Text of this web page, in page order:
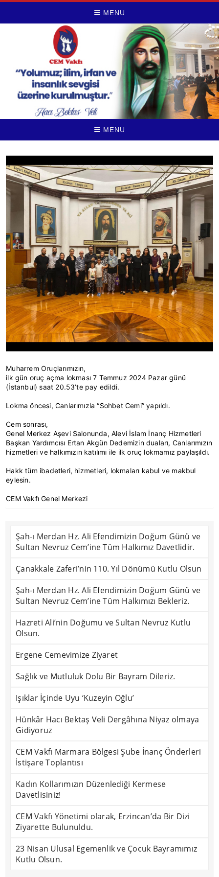
MENU
MENU
Muharrem Oruçlarımızın,
ilk gün oruç açma lokması 7 Temmuz 2024 Pazar günü
(İstanbul) saat 20.53’te pay edildi.
Lokma öncesi, Canlarımızla “Sohbet Cemi” yapıldı.
Cem sonrası,
Genel Merkez Aşevi Salonunda, Alevi İslam İnanç Hizmetleri
Başkan Yardımcısı Ertan Akgün Dedemizin duaları, Canlarımızın
hizmetleri ve halkımızın katılımı ile ilk oruç lokmamız paylaşıldı.
Hakk tüm ibadetleri, hizmetleri, lokmaları kabul ve makbul
eylesin.
CEM Vakfı Genel Merkezi
Şah-ı Merdan Hz. Ali Efendimizin Doğum Günü ve
Sultan Nevruz Cem’ine Tüm Halkımız Davetlidir.
Çanakkale Zaferi’nin 110. Yıl Dönümü Kutlu Olsun
Şah-ı Merdan Hz. Ali Efendimizin Doğum Günü ve
Sultan Nevruz Cem’ine Tüm Halkımızı Bekleriz.
Hazreti Ali’nin Doğumu ve Sultan Nevruz Kutlu
Olsun.
Ergene Cemevimize Ziyaret
Sağlık ve Mutluluk Dolu Bir Bayram Dileriz.
Işıklar İçinde Uyu ‘Kuzeyin Oğlu’
Hünkâr Hacı Bektaş Veli Dergâhına Niyaz olmaya
Gidiyoruz
CEM Vakfı Marmara Bölgesi Şube İnanç Önderleri
İstişare Toplantısı
Kadın Kollarımızın Düzenlediği Kermese
Davetlisiniz!
CEM Vakfı Yönetimi olarak, Erzincan’da Bir Dizi
Ziyarette Bulunuldu.
23 Nisan Ulusal Egemenlik ve Çocuk Bayramımız
Kutlu Olsun.